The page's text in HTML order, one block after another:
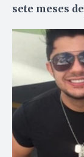
sete meses